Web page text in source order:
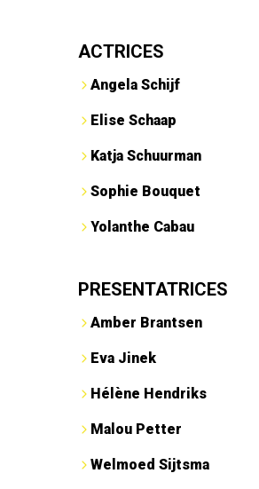
ACTRICES
Angela Schijf
Elise Schaap
Katja Schuurman
Sophie Bouquet
Yolanthe Cabau
PRESENTATRICES
Amber Brantsen
Eva Jinek
Hélène Hendriks
Malou Petter
Welmoed Sijtsma